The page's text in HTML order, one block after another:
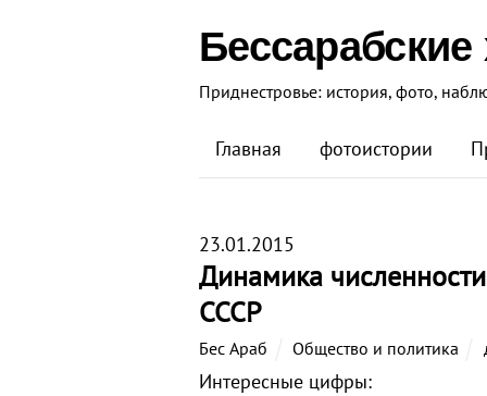
Бессарабские
Приднестровье: история, фото,
Главная фотоистории
23.01.2015
Динамика
СССР
Бес Араб Общество и политика
Интересные цифры: